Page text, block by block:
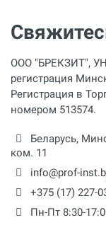
ООО "БРЕКЗИТ",
регистрация
Регистрация в
номером 513574.
Беларусь,
ком. 11
info@prof-
+375 (17) 227-
Пн-Пт 8:30-